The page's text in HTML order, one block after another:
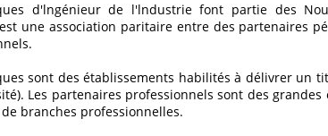
d'lngénieur de l'lndustrie font partie des
une association paritaire entre des partenaires
sont des établissements habilités à délivrer un
Les partenaires professionnels sont des
branches professionnelles.